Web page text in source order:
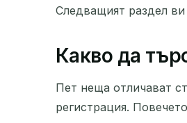
Следващият раздел ви
Какво да
Пет неща отличават
регистрация.